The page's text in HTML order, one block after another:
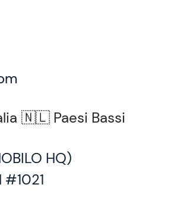
🇳🇱 Paesi Bassi
HQ)
#1021